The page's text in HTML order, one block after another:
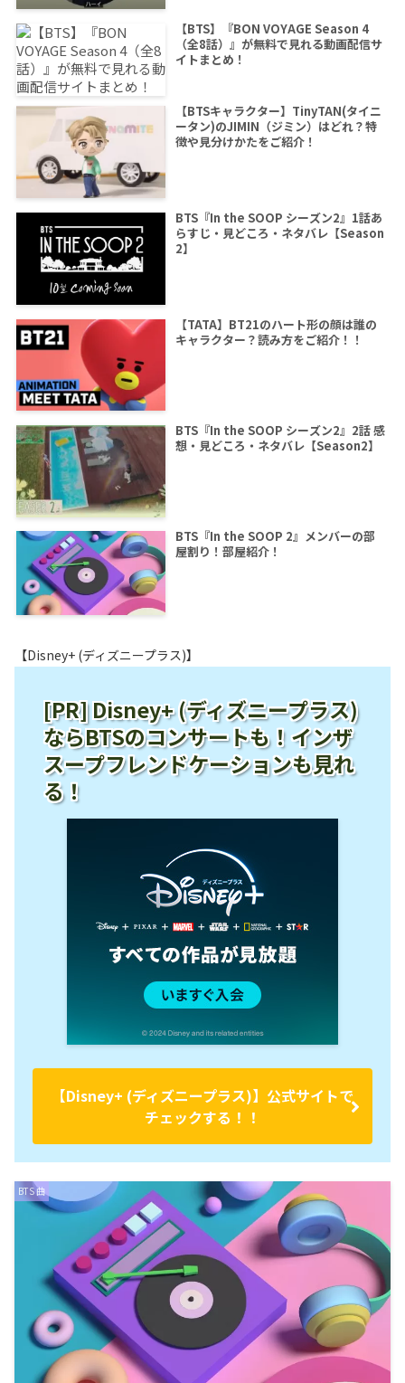
【BTS】『BON VOYAGE Season 4
（全8話）』が無料で見れる動画配信サ
イトまとめ！
【BTSキャラクター】TinyTAN(タイニ
ータン)のJIMIN（ジミン）はどれ？特
徴や見分けかたをご紹介！
BTS『In the SOOP シーズン2』1話あ
らすじ・見どころ・ネタバレ【Season
2】
【TATA】BT21のハート形の顔は誰の
キャラクター？読み方をご紹介！！
BTS『In the SOOP シーズン2』2話 感
想・見どころ・ネタバレ【Season2】
BTS『In the SOOP 2』メンバーの部
屋割り！部屋紹介！
【Disney+ (ディズニープラス)】
[PR] Disney+ (ディズニープラス)
ならBTSのコンサートも！インザ
スープフレンドケーションも見れ
る！
【Disney+ (ディズニープラス)】公式サイトで
チェックする！！
BTS 曲